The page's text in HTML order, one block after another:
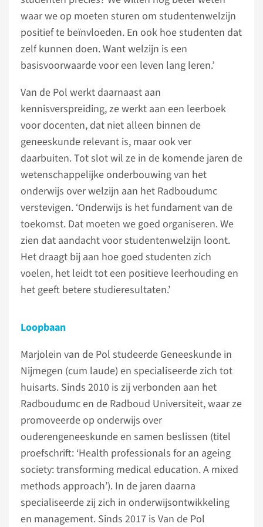
waar we op moeten sturen om studentenwelzijn
positief te beïnvloeden. En ook hoe studenten dat
zelf kunnen doen. Want welzijn is een
basisvoorwaarde voor een leven lang leren.’
Van de Pol werkt daarnaast aan
kennisverspreiding, ze werkt aan een leerboek
voor docenten, dat niet alleen binnen de
geneeskunde relevant is, maar ook ver
daarbuiten. Tot slot wil ze in de komende jaren de
wetenschappelijke onderbouwing van het
onderwijs over welzijn aan het Radboudumc
verstevigen. ‘Onderwijs is het fundament van de
toekomst. Dat moeten we goed organiseren. We
zien dat aandacht voor studentenwelzijn loont.
Het draagt bij aan hoe goed studenten zich
voelen, het leidt tot een positieve leerhouding en
het geeft betere studieresultaten.’
Loopbaan
Marjolein van de Pol studeerde Geneeskunde in
Nijmegen (cum laude) en specialiseerde zich tot
huisarts. Sinds 2010 is zij verbonden aan het
Radboudumc en de Radboud Universiteit, waar ze
promoveerde op onderwijs over
ouderengeneeskunde en samen beslissen (titel
proefschrift: ‘Health professionals for an ageing
society: transforming medical education. A mixed
methods approach’). In de jaren daarna
specialiseerde zij zich in onderwijsontwikkeling
en management. Sinds 2017 is Van de Pol